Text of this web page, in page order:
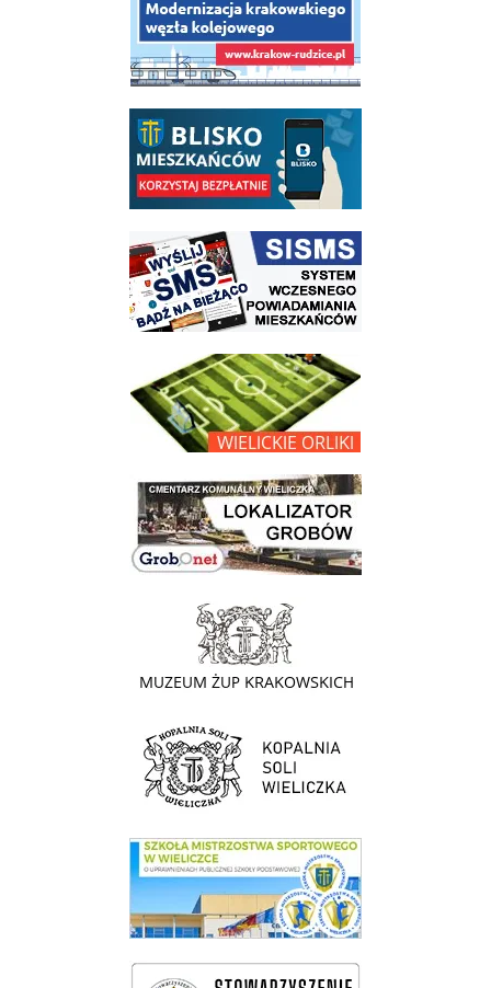
link do opisu aplikacji - BLISKO, Gmina Wieliczka w aplikacji Blisko
link do strony systemu wczesnego ostrzegania mieszkańców SISMS
link do opisu projektu Wielickie Orliki
link do lokalizatora grobów na wielickim cmentarzu - grobnet
link do strony - Muzeum Żup Krakowskich Wieliczka
link do strony Kopalni Soli Wieliczka
link do SMS Wieliczka
wieliczka-wieliczanie na bis